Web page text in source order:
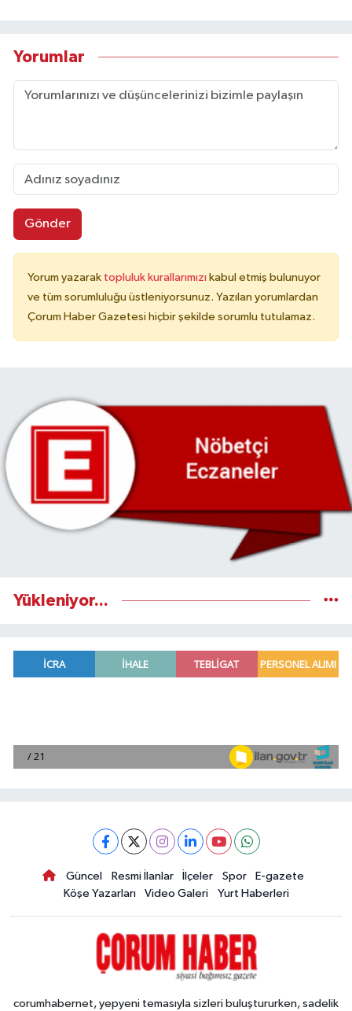
Yorumlar
Gönder
Yorum yazarak topluluk kurallarımızı kabul etmiş bulunuyor
ve tüm sorumluluğu üstleniyorsunuz. Yazılan yorumlardan
Çorum Haber Gazetesi hiçbir şekilde sorumlu tutulamaz.
Yükleniyor...
Güncel Resmi İlanlar İlçeler Spor
E-gazete
Köşe Yazarları
Video Galeri Yurt Haberleri
corumhabernet, yepyeni temasıyla sizleri buluştururken, sadelik